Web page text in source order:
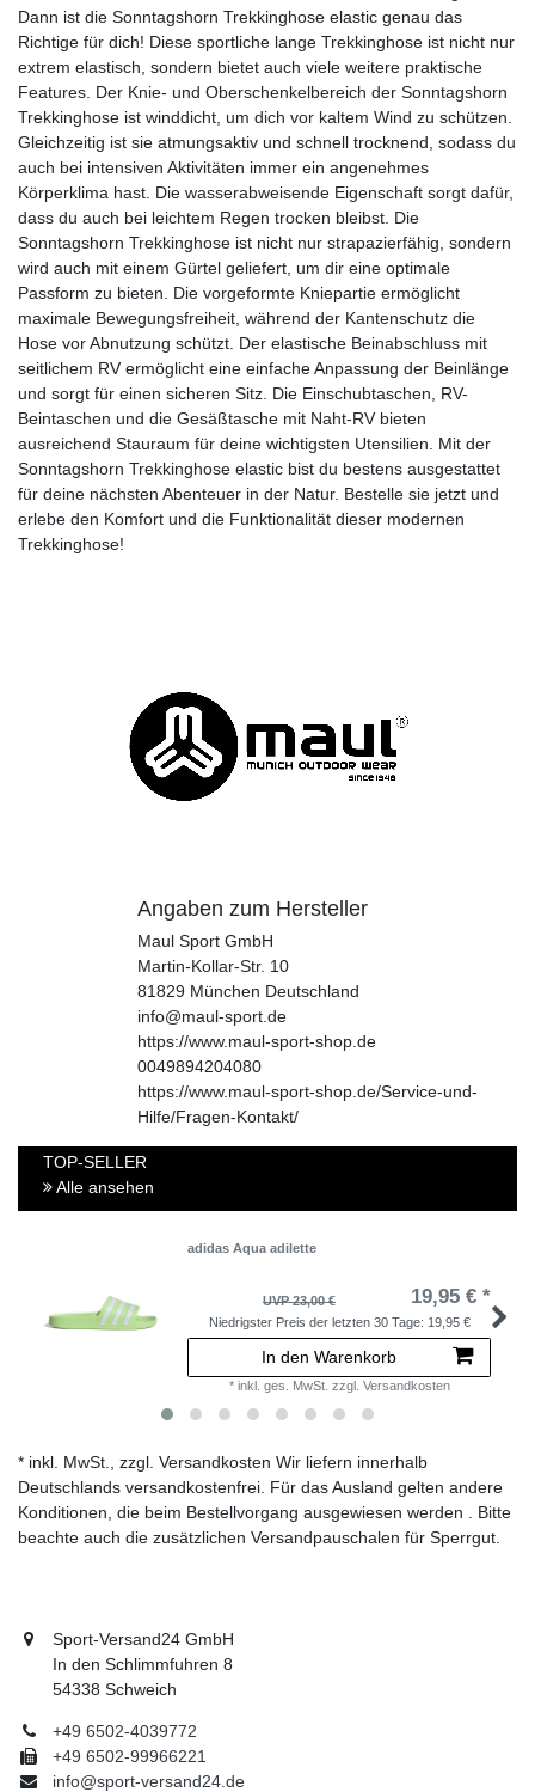
Dann ist die Sonntagshorn Trekkinghose elastic genau das
Richtige für dich! Diese sportliche lange Trekkinghose ist nicht nur
extrem elastisch, sondern bietet auch viele weitere praktische
Features. Der Knie- und Oberschenkelbereich der Sonntagshorn
Trekkinghose ist winddicht, um dich vor kaltem Wind zu schützen.
Gleichzeitig ist sie atmungsaktiv und schnell trocknend, sodass du
auch bei intensiven Aktivitäten immer ein angenehmes
Körperklima hast. Die wasserabweisende Eigenschaft sorgt dafür,
dass du auch bei leichtem Regen trocken bleibst. Die
Sonntagshorn Trekkinghose ist nicht nur strapazierfähig, sondern
wird auch mit einem Gürtel geliefert, um dir eine optimale
Passform zu bieten. Die vorgeformte Kniepartie ermöglicht
maximale Bewegungsfreiheit, während der Kantenschutz die
Hose vor Abnutzung schützt. Der elastische Beinabschluss mit
seitlichem RV ermöglicht eine einfache Anpassung der Beinlänge
und sorgt für einen sicheren Sitz. Die Einschubtaschen, RV-
Beintaschen und die Gesäßtasche mit Naht-RV bieten
ausreichend Stauraum für deine wichtigsten Utensilien. Mit der
Sonntagshorn Trekkinghose elastic bist du bestens ausgestattet
für deine nächsten Abenteuer in der Natur. Bestelle sie jetzt und
erlebe den Komfort und die Funktionalität dieser modernen
Trekkinghose!
Angaben zum Hersteller
Maul Sport GmbH
Martin-Kollar-Str. 10
81829 München Deutschland
info@maul-sport.de
https://www.maul-sport-shop.de
0049894204080
https://www.maul-sport-shop.de/Service-und-
Hilfe/Fragen-Kontakt/
TOP-SELLER
Alle ansehen
adidas Aqua adilette
UVP 23,00 € 19,95 € *
Niedrigster Preis der letzten 30 Tage: 19,95 €
In den Warenkorb
* inkl. ges. MwSt. zzgl. Versandkosten
* inkl. MwSt., zzgl. Versandkosten Wir liefern innerhalb
Deutschlands versandkostenfrei. Für das Ausland gelten andere
Konditionen, die beim Bestellvorgang ausgewiesen werden . Bitte
beachte auch die zusätzlichen Versandpauschalen für Sperrgut.
Sport-Versand24 GmbH
In den Schlimmfuhren 8
54338 Schweich
+49 6502-4039772
+49 6502-99966221
info@sport-versand24.de